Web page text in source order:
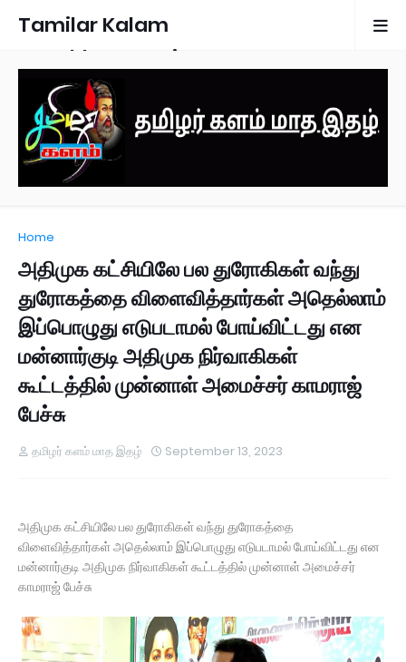
Tamilar Kalam
Monthly Magazine
Home
அதிமுக கட்சியிலே பல துரோகிகள் வந்து
துரோகத்தை விளைவித்தார்கள் அதெல்லாம்
இப்பொழுது எடுபடாமல் போய்விட்டது என
மன்னார்குடி அதிமுக நிர்வாகிகள்
கூட்டத்தில் முன்னாள் அமைச்சர் காமராஜ்
பேச்சு
தமிழர் களம் மாத இதழ் September 13, 2023
அதிமுக கட்சியிலே பல துரோகிகள் வந்து துரோகத்தை
விளைவித்தார்கள் அதெல்லாம் இப்பொழுது எடுபடாமல் போய்விட்டது என
மன்னார்குடி அதிமுக நிர்வாகிகள் கூட்டத்தில் முன்னாள் அமைச்சர்
காமராஜ் பேச்சு